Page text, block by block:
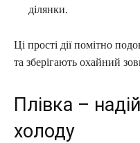
ділянки.
Ці прості дії помітно
та зберігають охайний
Плівка –
холоду